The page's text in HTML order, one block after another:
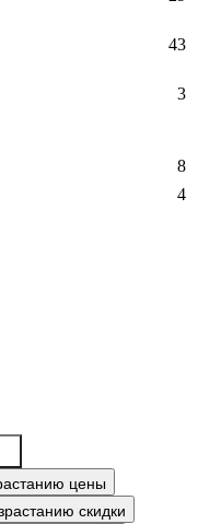
43
3
8
4
цены
скидки